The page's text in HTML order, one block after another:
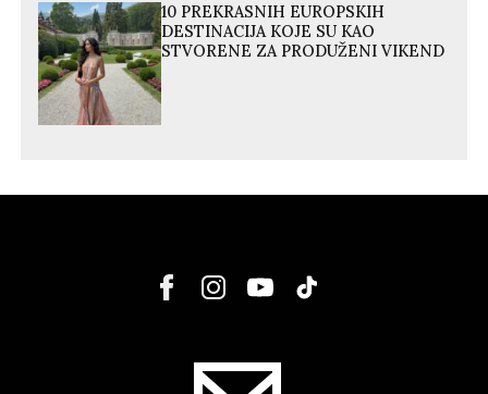
10 PREKRASNIH EUROPSKIH
DESTINACIJA KOJE SU KAO
STVORENE ZA PRODUŽENI VIKEND